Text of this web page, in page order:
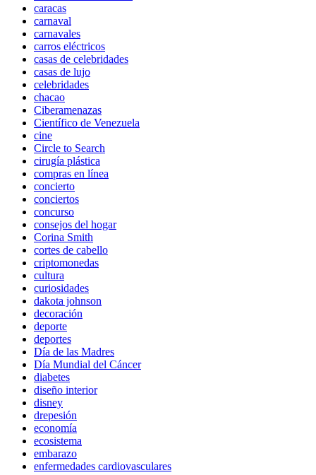
caracas
carnaval
carnavales
carros eléctricos
casas de celebridades
casas de lujo
celebridades
chacao
Ciberamenazas
Científico de Venezuela
cine
Circle to Search
cirugía plástica
compras en línea
concierto
conciertos
concurso
consejos del hogar
Corina Smith
cortes de cabello
criptomonedas
cultura
curiosidades
dakota johnson
decoración
deporte
deportes
Día de las Madres
Día Mundial del Cáncer
diabetes
diseño interior
disney
drepesión
economía
ecosistema
embarazo
enfermedades cardiovasculares